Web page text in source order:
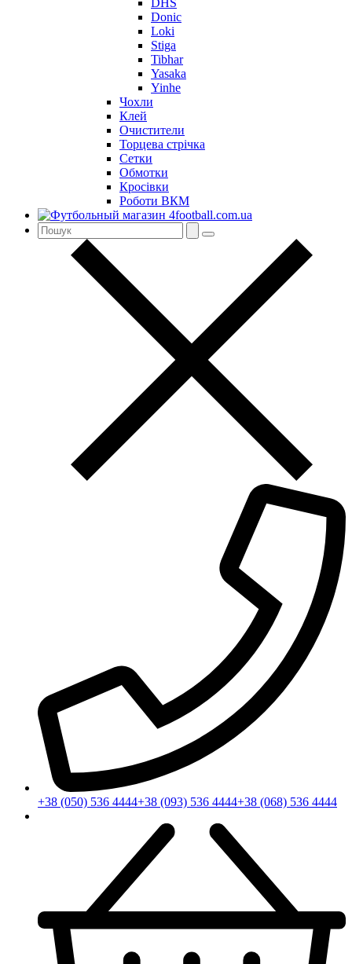
DHS
Donic
Loki
Stiga
Tibhar
Yasaka
Yinhe
Чохли
Клей
Очистители
Торцева стрічка
Сетки
Обмотки
Кросівки
Роботи ВКМ
+38 (050) 536 4444+38 (093) 536 4444+38 (068) 536 4444